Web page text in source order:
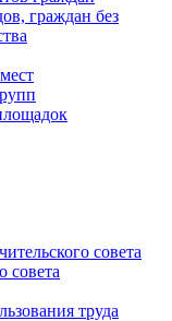
граждан без
совета
совета
труда